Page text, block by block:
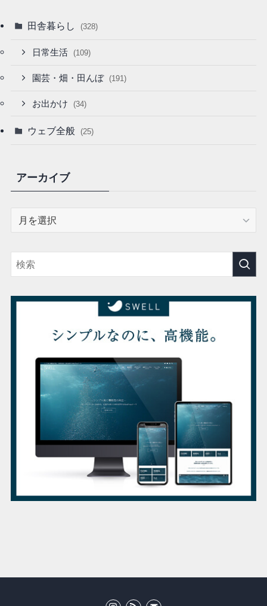
田舎暮らし (328)
日常生活 (109)
園芸・畑・田んぼ (191)
お出かけ (34)
ウェブ全般 (25)
アーカイブ
イ
ブ